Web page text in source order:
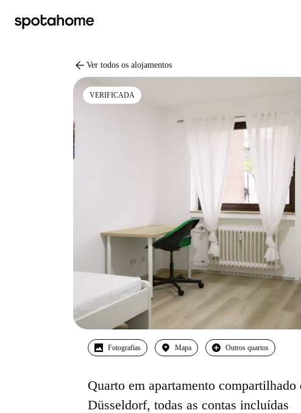
arrow_back Ver todos os alojamentos
VERIFICADA
Fotografias Mapa Outros quartos
Quarto em apartamento
Düsseldorf, todas as contas incluídas